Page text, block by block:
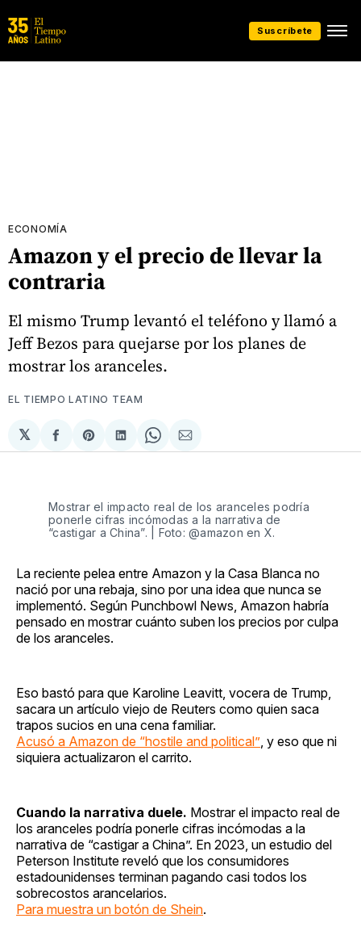
Suscríbete
ECONOMÍA
Amazon y el precio de llevar la
contraria
El mismo Trump levantó el teléfono y llamó a
Jeff Bezos para quejarse por los planes de
mostrar los aranceles.
EL TIEMPO LATINO TEAM
𝕏
Compartir
en
Share
on
Compartir
en
Share
on
Compartir
via
Mostrar el impacto real de los aranceles podría
ponerle cifras incómodas a la narrativa de
“castigar a China”. | Foto: @amazon en X.
La reciente pelea entre Amazon y la Casa Blanca no
nació por una rebaja, sino por una idea que nunca se
implementó. Según Punchbowl News, Amazon habría
pensado en mostrar cuánto suben los precios por culpa
de los aranceles.
Eso bastó para que Karoline Leavitt, vocera de Trump,
sacara un artículo viejo de Reuters como quien saca
trapos sucios en una cena familiar.
Acusó a Amazon de “hostile and political” , y eso que ni
siquiera actualizaron el carrito.
Cuando la narrativa duele. Mostrar el impacto real de
los aranceles podría ponerle cifras incómodas a la
narrativa de “castigar a China”. En 2023, un estudio del
Peterson Institute reveló que los consumidores
estadounidenses terminan pagando casi todos los
sobrecostos arancelarios.
Para muestra un botón de Shein.